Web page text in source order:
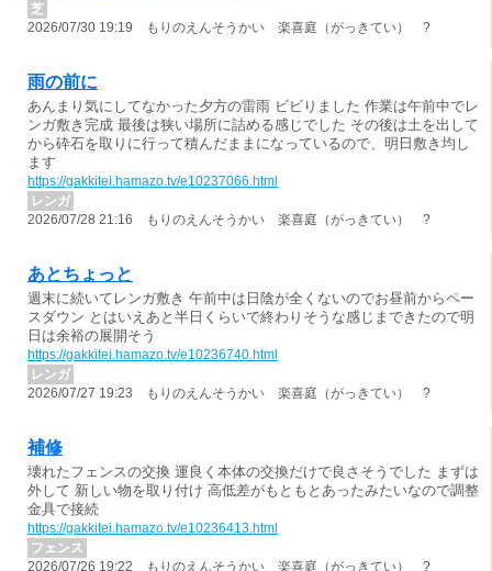
芝
2026/07/30 19:19 もりのえんそうかい 楽喜庭（がっきてい） ?
雨の前に
あんまり気にしてなかった夕方の雷雨 ビビりました 作業は午前中でレ
ンガ敷き完成 最後は狭い場所に詰める感じでした その後は土を出して
から砕石を取りに行って積んだままになっているので、明日敷き均し
ます
https://gakkitei.hamazo.tv/e10237066.html
レンガ
2026/07/28 21:16 もりのえんそうかい 楽喜庭（がっきてい） ?
あとちょっと
週末に続いてレンガ敷き 午前中は日陰が全くないのでお昼前からペー
スダウン とはいえあと半日くらいで終わりそうな感じまできたので明
日は余裕の展開そう
https://gakkitei.hamazo.tv/e10236740.html
レンガ
2026/07/27 19:23 もりのえんそうかい 楽喜庭（がっきてい） ?
補修
壊れたフェンスの交換 運良く本体の交換だけで良さそうでした まずは
外して 新しい物を取り付け 高低差がもともとあったみたいなので調整
金具で接続
https://gakkitei.hamazo.tv/e10236413.html
フェンス
2026/07/26 19:22 もりのえんそうかい 楽喜庭（がっきてい） ?